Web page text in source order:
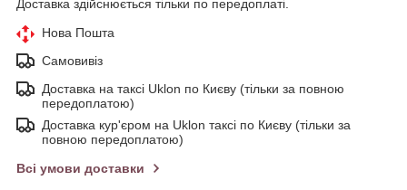
Доставка здійснюється тільки по передоплаті.
Нова Пошта
Самовивіз
Доставка на таксі Uklon по Києву (тільки за повною
передоплатою)
Доставка кур'єром на Uklon таксі по Києву (тільки за
повною передоплатою)
Всі умови доставки